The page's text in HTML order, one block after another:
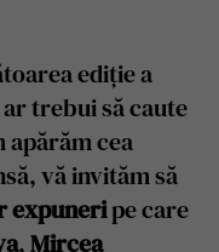
ediție a
trebui să caute
cea
vă invităm să
expuneripe care
,Mircea